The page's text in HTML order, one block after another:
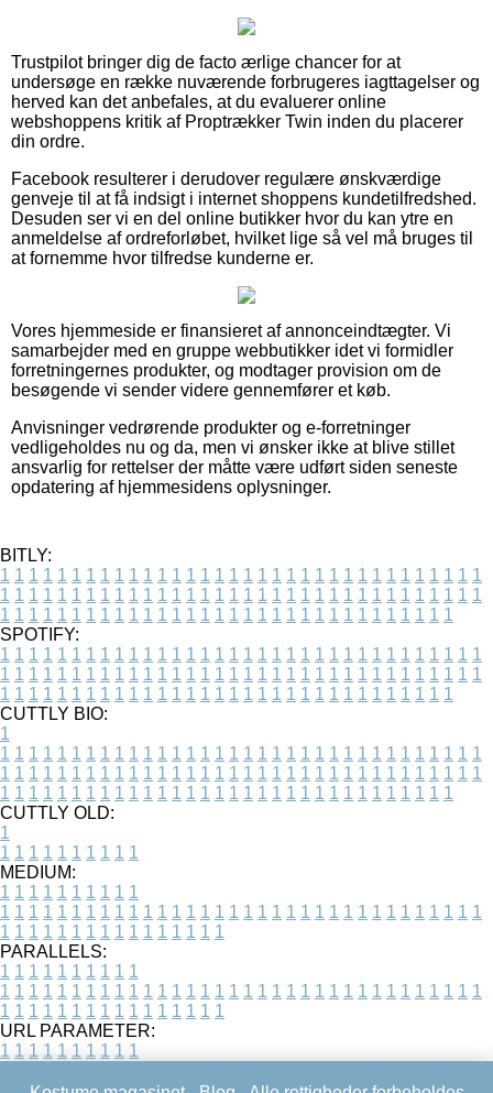
Trustpilot bringer dig de facto ærlige chancer for at
undersøge en række nuværende forbrugeres iagttagelser og
herved kan det anbefales, at du evaluerer online
webshoppens kritik af Proptrækker Twin inden du placerer
din ordre.
Facebook resulterer i derudover regulære ønskværdige
genveje til at få indsigt i internet shoppens kundetilfredshed.
Desuden ser vi en del online butikker hvor du kan ytre en
anmeldelse af ordreforløbet, hvilket lige så vel må bruges til
at fornemme hvor tilfredse kunderne er.
Vores hjemmeside er finansieret af annonceindtægter. Vi
samarbejder med en gruppe webbutikker idet vi formidler
forretningernes produkter, og modtager provision om de
besøgende vi sender videre gennemfører et køb.
Anvisninger vedrørende produkter og e-forretninger
vedligeholdes nu og da, men vi ønsker ikke at blive stillet
ansvarlig for rettelser der måtte være udført siden seneste
opdatering af hjemmesidens oplysninger.
BITLY:
1 1 1 1 1 1 1 1 1 1 1 1 1 1 1 1 1 1 1 1 1 1 1 1 1 1 1 1 1 1 1 1 1 1
1 1 1 1 1 1 1 1 1 1 1 1 1 1 1 1 1 1 1 1 1 1 1 1 1 1 1 1 1 1 1 1 1 1
1 1 1 1 1 1 1 1 1 1 1 1 1 1 1 1 1 1 1 1 1 1 1 1 1 1 1 1 1 1 1 1
SPOTIFY:
1 1 1 1 1 1 1 1 1 1 1 1 1 1 1 1 1 1 1 1 1 1 1 1 1 1 1 1 1 1 1 1 1 1
1 1 1 1 1 1 1 1 1 1 1 1 1 1 1 1 1 1 1 1 1 1 1 1 1 1 1 1 1 1 1 1 1 1
1 1 1 1 1 1 1 1 1 1 1 1 1 1 1 1 1 1 1 1 1 1 1 1 1 1 1 1 1 1 1 1
CUTTLY BIO:
1
1 1 1 1 1 1 1 1 1 1 1 1 1 1 1 1 1 1 1 1 1 1 1 1 1 1 1 1 1 1 1 1 1 1
1 1 1 1 1 1 1 1 1 1 1 1 1 1 1 1 1 1 1 1 1 1 1 1 1 1 1 1 1 1 1 1 1 1
1 1 1 1 1 1 1 1 1 1 1 1 1 1 1 1 1 1 1 1 1 1 1 1 1 1 1 1 1 1 1 1
CUTTLY OLD:
1
1 1 1 1 1 1 1 1 1 1
MEDIUM:
1 1 1 1 1 1 1 1 1 1
1 1 1 1 1 1 1 1 1 1 1 1 1 1 1 1 1 1 1 1 1 1 1 1 1 1 1 1 1 1 1 1 1 1
1 1 1 1 1 1 1 1 1 1 1 1 1 1 1 1
PARALLELS:
1 1 1 1 1 1 1 1 1 1
1 1 1 1 1 1 1 1 1 1 1 1 1 1 1 1 1 1 1 1 1 1 1 1 1 1 1 1 1 1 1 1 1 1
1 1 1 1 1 1 1 1 1 1 1 1 1 1 1 1
URL PARAMETER:
1 1 1 1 1 1 1 1 1 1